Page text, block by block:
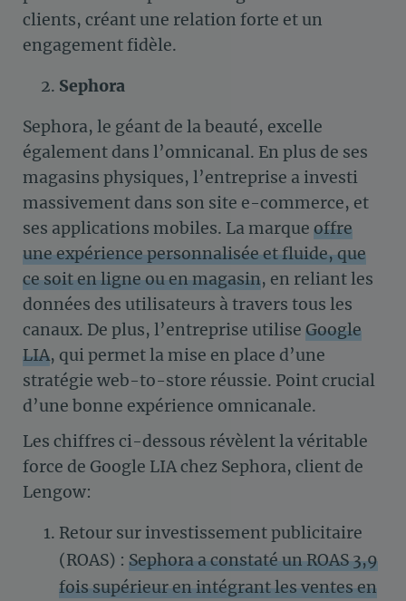
clients, créant une relation forte et un
engagement fidèle.
Sephora
Sephora, le géant de la beauté, excelle
également dans l’omnicanal. En plus de ses
magasins physiques, l’entreprise a investi
massivement dans son site e-commerce, et
ses applications mobiles. La marque offre
une expérience personnalisée et fluide, que
ce soit en ligne ou en magasin, en reliant les
données des utilisateurs à travers tous les
canaux. De plus, l’entreprise utilise Google
LIA, qui permet la mise en place d’une
stratégie web-to-store réussie. Point crucial
d’une bonne expérience omnicanale.
Les chiffres ci-dessous révèlent la véritable
force de Google LIA chez Sephora, client de
Lengow:
Retour sur investissement publicitaire
(ROAS) : Sephora a constaté un ROAS 3,9
fois supérieur en intégrant les ventes en